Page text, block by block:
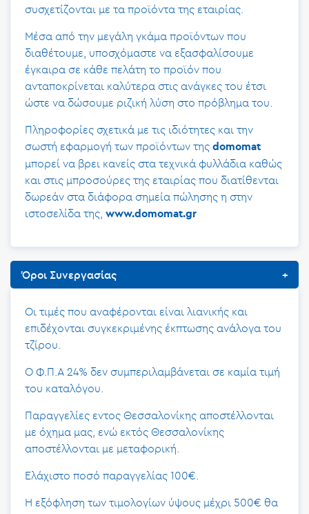
συσχετίζονται με τα προϊόντα της εταιρίας.
Μέσα από την μεγάλη γκάμα προϊόντων που
διαθέτουμε, υποσχόμαστε να εξασφαλίσουμε
έγκαιρα σε κάθε πελάτη το προϊόν που
ανταποκρίνεται καλύτερα στις ανάγκες του έτσι
ώστε να δώσουμε ριζική λύση στο πρόβλημα του.
Πληροφορίες σχετικά με τις ιδιότητες και την
σωστή εφαρμογή των προϊόντων της domomat
μπορεί να βρει κανείς στα τεχνικά φυλλάδια καθώς
και στις μπροσούρες της εταιρίας που διατίθενται
δωρεάν στα διάφορα σημεία πώλησης η στην
ιστοσελίδα της, www.domomat.gr
Όροι Συνεργασίας
Οι τιμές που αναφέρονται είναι λιανικής και
επιδέχονται συγκεκριμένης έκπτωσης ανάλογα του
τζίρου.
Ο Φ.Π.Α 24% δεν συμπεριλαμβάνεται σε καμία τιμή
του καταλόγου.
Παραγγελίες εντος Θεσσαλονίκης αποστέλλονται
με όχημα μας, ενώ εκτός Θεσσαλονίκης
αποστέλλονται με μεταφορική.
Ελάχιστο ποσό παραγγελίας 100€.
Η εξόφληση των τιμολογίων ύψους μέχρι 500€ θα